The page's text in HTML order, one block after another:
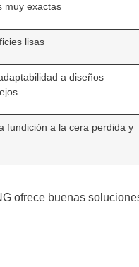
muy exactas
lisas
a diseños
fundición a la cera perdida y
ofrece buenas